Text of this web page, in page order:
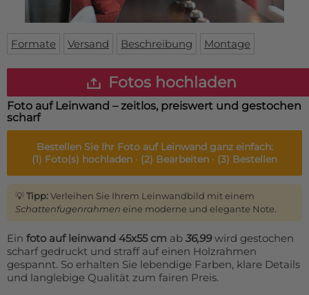
Bodenmatte
Custom skateboard deck
Login
WhatsApp
Formate Versand Beschreibung Montage
Fotos hochladen
Foto auf Leinwand – zeitlos, preiswert und gestochen
scharf
Bestellen Sie Ihr Foto auf Leinwandganz einfach:
(1) Foto(s) hochladen · (2) Bearbeiten · (3) Bestellen
💡Tipp:Verleihen Sie Ihrem Leinwandbild mit einem
Schattenfugenrahmen eine moderne und elegante Note.
Ein foto auf leinwand 45x55 cm ab 36,99wird gestochen
scharf gedruckt und straff auf einen Holzrahmen
gespannt. So erhalten Sie lebendige Farben, klare Details
und langlebige Qualität zum fairen Preis.